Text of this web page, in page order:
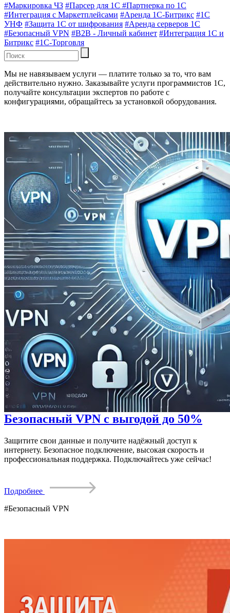
#Маркировка ЧЗ #Парсер для 1С #Партнерка по 1С
#Интеграция с Маркетплейсами #Аренда 1С-Битрикс #1С
УНФ #Защита 1С от шифрования #Аренда серверов 1С
#Безопасный VPN #B2B - Личный кабинет #Интеграция 1С и
Битрикс #1C-Торговля
Мы не навязываем услуги — платите только за то, что вам
действительно нужно. Заказывайте услуги программистов 1С,
получайте консультации экспертов по работе с
конфигурациями, обращайтесь за установкой оборудования.
Безопасный VPN c выгодой до 50%
Защитите свои данные и получите надёжный доступ к
интернету. Безопасное подключение, высокая скорость и
профессиональная поддержка. Подключайтесь уже сейчас!
Подробнее
#Безопасный VPN